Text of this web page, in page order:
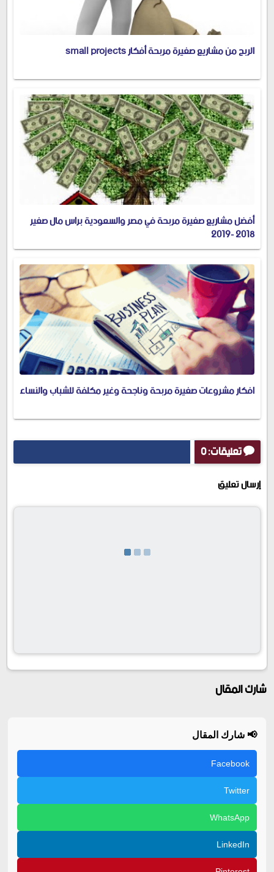
الربح من مشاريع صغيرة مربحة أفكار small projects
أفضل مشاريع صغيرة مربحة في مصر والسعودية براس مال صغير
2018 -2019
افكار مشروعات صغيرة مربحة وناجحة وغير مكلفة للشباب والنساء
تعليقات: 0
إرسال تعليق
شارك المقال
📢 شارك المقال
Facebook
Twitter
WhatsApp
LinkedIn